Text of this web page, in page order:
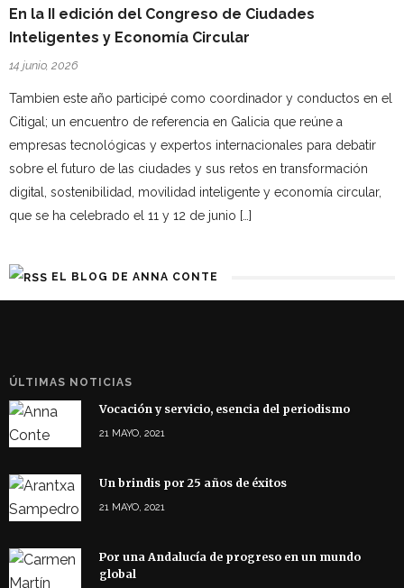
En la II edición del Congreso de Ciudades
Inteligentes y Economía Circular
14 junio, 2026
Tambien este año participé como coordinador y conductos en el
Citigal; un encuentro de referencia en Galicia que reúne a
empresas tecnológicas y expertos internacionales para debatir
sobre el futuro de las ciudades y sus retos en transformación
digital, sostenibilidad, movilidad inteligente y economía circular,
que se ha celebrado el 11 y 12 de junio […]
EL BLOG DE ANNA CONTE
ÚLTIMAS NOTICIAS
Vocación y servicio, esencia del periodismo
21 MAYO, 2021
Un brindis por 25 años de éxitos
21 MAYO, 2021
Por una Andalucía de progreso en un mundo
global